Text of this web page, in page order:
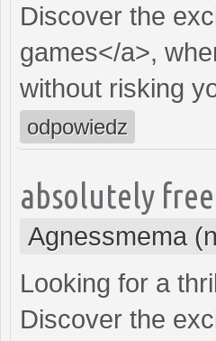
Discover the
games</a>,
without risking
odpowiedz
absolutely
Agnessmema
Looking for a
Discover the